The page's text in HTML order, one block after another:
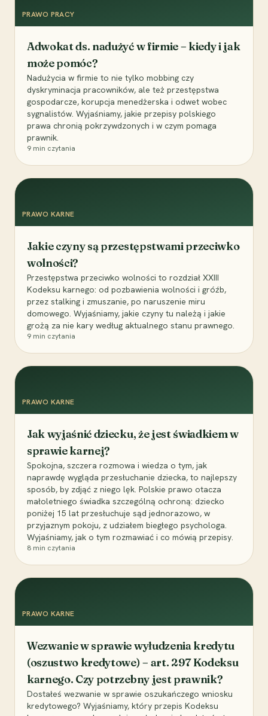
PRAWO PRACY
Adwokat ds. nadużyć w firmie – kiedy i jak
może pomóc?
Nadużycia w firmie to nie tylko mobbing czy
dyskryminacja pracowników, ale też przestępstwa
gospodarcze, korupcja menedżerska i odwet wobec
sygnalistów. Wyjaśniamy, jakie przepisy polskiego
prawa chronią pokrzywdzonych i w czym pomaga
prawnik.
9 min czytania
PRAWO KARNE
Jakie czyny są przestępstwami przeciwko
wolności?
Przestępstwa przeciwko wolności to rozdział XXIII
Kodeksu karnego: od pozbawienia wolności i gróźb,
przez stalking i zmuszanie, po naruszenie miru
domowego. Wyjaśniamy, jakie czyny tu należą i jakie
grożą za nie kary według aktualnego stanu prawnego.
9 min czytania
PRAWO KARNE
Jak wyjaśnić dziecku, że jest świadkiem w
sprawie karnej?
Spokojna, szczera rozmowa i wiedza o tym, jak
naprawdę wygląda przesłuchanie dziecka, to najlepszy
sposób, by zdjąć z niego lęk. Polskie prawo otacza
małoletniego świadka szczególną ochroną: dziecko
poniżej 15 lat przesłuchuje sąd jednorazowo, w
przyjaznym pokoju, z udziałem biegłego psychologa.
Wyjaśniamy, jak o tym rozmawiać i co mówią przepisy.
8 min czytania
PRAWO KARNE
Wezwanie w sprawie wyłudzenia kredytu
(oszustwo kredytowe) – art. 297 Kodeksu
karnego. Czy potrzebny jest prawnik?
Dostałeś wezwanie w sprawie oszukańczego wniosku
kredytowego? Wyjaśniamy, który przepis Kodeksu